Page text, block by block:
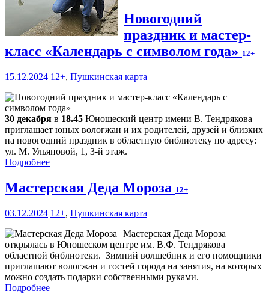
Новогодний
праздник и мастер-
класс «Календарь с символом года» 12+
15.12.2024 12+, Пушкинская карта
30 декабря в 18.45 Юношеский центр имени В. Тендрякова
приглашает юных вологжан и их родителей, друзей и близких
на новогодний праздник в областную библиотеку по адресу:
ул. М. Ульяновой, 1, 3-й этаж.
Подробнее
Мастерская Деда Мороза 12+
03.12.2024 12+, Пушкинская карта
Мастерская Деда Мороза
открылась в Юношеском центре им. В.Ф. Тендрякова
областной библиотеки. Зимний волшебник и его помощники
приглашают вологжан и гостей города на занятия, на которых
можно создать подарки собственными руками.
Подробнее